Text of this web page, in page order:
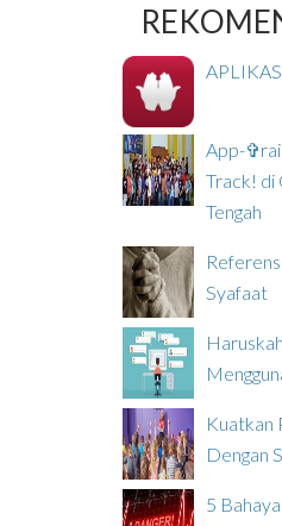
App-
Track! di
Tengah
Syafaat
Kuatkan
Dengan
5